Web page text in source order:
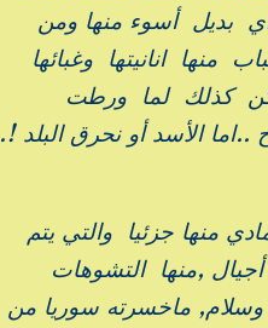
أي بديل أسوء منها ومن
انانيتها وغبائها
يكن كذلك لما ورطت
الأسد أو نحرق البلد !.
منها جزئيا والتي يتم
,منها التشوهات
ماخسرته سوريا من